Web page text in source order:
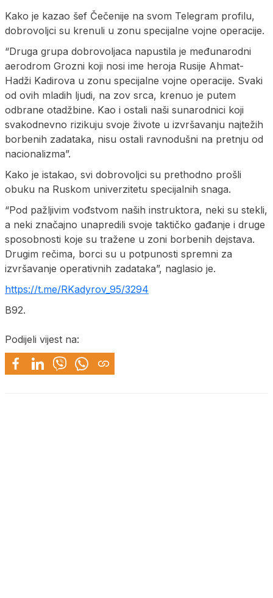
Kako je kazao šef Čečenije na svom Telegram profilu,
dobrovoljci su krenuli u zonu specijalne vojne operacije.
“Druga grupa dobrovoljaca napustila je međunarodni
aerodrom Grozni koji nosi ime heroja Rusije Ahmat-
Hadži Kadirova u zonu specijalne vojne operacije. Svaki
od ovih mladih ljudi, na zov srca, krenuo je putem
odbrane otadžbine. Kao i ostali naši sunarodnici koji
svakodnevno rizikuju svoje živote u izvršavanju najtežih
borbenih zadataka, nisu ostali ravnodušni na pretnju od
nacionalizma”.
Kako je istakao, svi dobrovoljci su prethodno prošli
obuku na Ruskom univerzitetu specijalnih snaga.
“Pod pažljivim vođstvom naših instruktora, neki su stekli,
a neki značajno unapredili svoje taktičko gađanje i druge
sposobnosti koje su tražene u zoni borbenih dejstava.
Drugim rečima, borci su u potpunosti spremni za
izvršavanje operativnih zadataka”, naglasio je.
https://t.me/RKadyrov_95/3294
B92.
Podijeli vijest na: